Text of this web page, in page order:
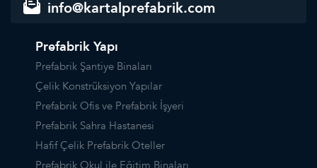
info@kartalprefabrik.com
Prefabrik Yapı
Prefabrik Şantiye Binaları
Çelik Konstrüksiyon Yapılar
Prefabrik Ofis ve Prefabrik İşyeri
Prefabrik Sahra Hastanesi
Hafif Çelik Prefabrik Oteller